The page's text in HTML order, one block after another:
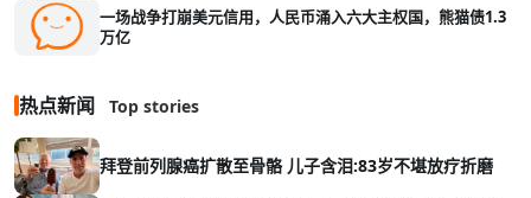
一场战争打崩美元信用，人民币涌入六大主权国，熊猫债1.3
万亿
热点新闻 Top stories
拜登前列腺癌扩散至骨骼 儿子含泪:83岁不堪放疗折磨